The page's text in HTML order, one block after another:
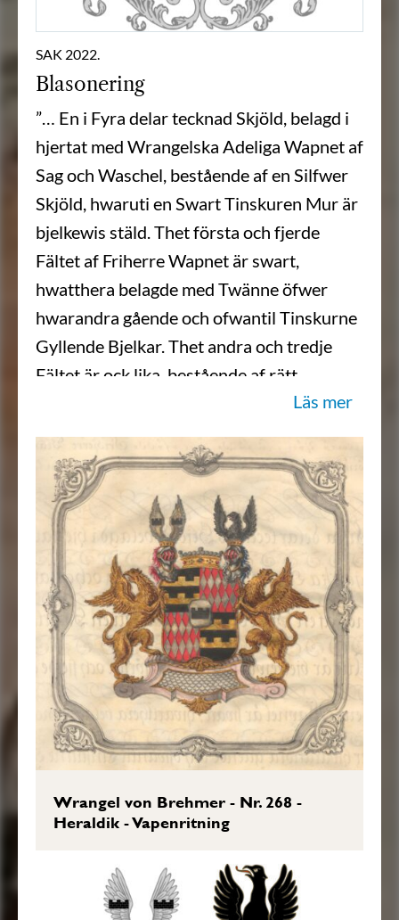
SAK 2022.
Blasonering
”… En i Fyra delar tecknad Skjöld, belagd i
hjertat med Wrangelska Adeliga Wapnet af
Sag och Waschel, bestående af en Silfwer
Skjöld, hwaruti en Swart Tinskuren Mur är
bjelkewis stäld. Thet första och fjerde
Fältet af Friherre Wapnet är swart,
hwatthera belagde med Twänne öfwer
hwarandra gående och ofwantil Tinskurne
Gyllende Bjelkar. Thet andra och tredje
Fältet är ock lika, bestående af rätt
upstående Silfwer rut-wärk i rödt Fält.
Skölden är betäckt med en Friherrlig krona
imellan twänne med thylika kronor
beprydde öpne Torner-Hjelmar, hwaraf
then til höger äger twänne utslagne
Wingar af silfwer uppå sig ställde,
hwarthera belagde med en sådan mur, som
Hjert-Wapnet innehåller: utur then
wänstra upstiger til hälften en med
utslagna wingar, och til höger seende
Swart Örn. Skjölden hålles af twänne med
hufwunen ifrån Skjölden utwände, samt
med wingarne utslagne Gyllende Gripar;
Alldeles som thetta Wapn med sine rätta
färgor här hos afmåladt finnes.”
Transkription: Göran Mörner, 2020-06-
Läs mer
Wrangel von Brehmer - Nr. 268 -
Heraldik - Vapenritning